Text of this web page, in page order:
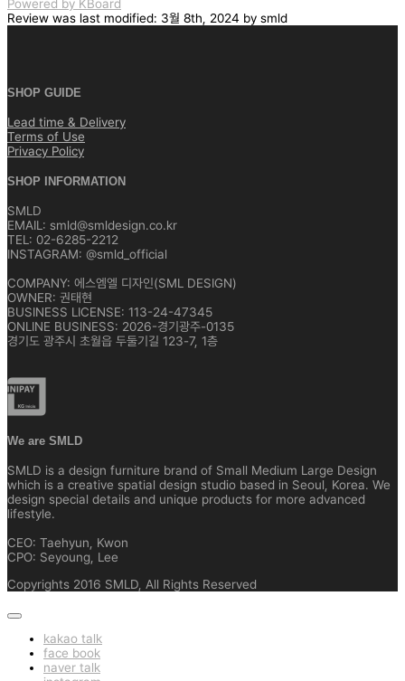
Powered by KBoard
Review was last modified: 3월 8th, 2024 by smld
SHOP GUIDE
Lead time & Delivery
Terms of Use
Privacy Policy
SHOP INFORMATION
SMLD
EMAIL: smld@smldesign.co.kr
TEL: 02-6285-2212
INSTAGRAM: @smld_official
COMPANY: 에스엠엘 디자인(SML DESIGN)
OWNER: 권태현
BUSINESS LICENSE: 113-24-47345
ONLINE BUSINESS: 2026-경기광주-0135
경기도 광주시 초월읍 두둘기길 123-7, 1층
We are SMLD
SMLD is a design furniture brand of Small Medium Large Design
which is a creative spatial design studio based in Seoul, Korea. We
design special details and unique products for more advanced
lifestyle.
CEO: Taehyun, Kwon
CPO: Seyoung, Lee
Copyrights 2016 SMLD, All Rights Reserved
kakao talk
face book
naver talk